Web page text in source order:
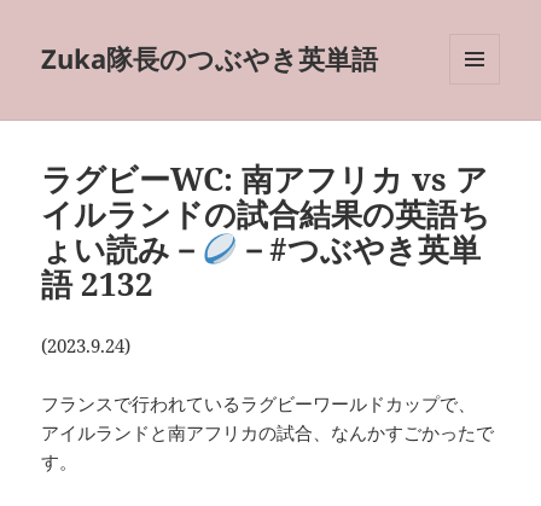
Zuka隊長のつぶやき英単語
ーとウ
ラグビーWC: 南アフリカ vs ア
イルランドの試合結果の英語ち
ょい読み－
－#つぶやき英単
語 2132
(2023.9.24)
フランスで行われているラグビーワールドカップで、
アイルランドと南アフリカの試合、なんかすごかったで
す。